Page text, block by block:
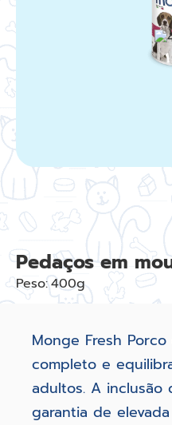
Pedaços em
Peso:400g
Monge Fresh
completo e
adultos. A
garantia de